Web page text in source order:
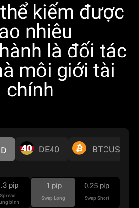
kiếm được
nhiêu
là đối tác
môi giới tài
chính
DE40 BTCUSD
Spread
bình
pip
Swap Long
-1 pip
Swap Short
0.25 pip